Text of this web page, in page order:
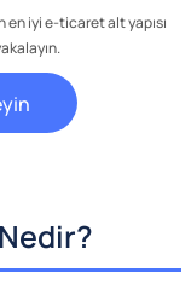
iyi e-ticaret alt yapısı